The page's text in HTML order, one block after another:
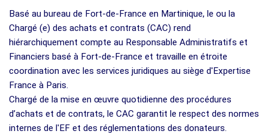
Basé au bureau de Fort-de-France en Martinique, le ou la
Chargé (e) des achats et contrats (CAC) rend
hiérarchiquement compte au Responsable Administratifs et
Financiers basé à Fort-de-France et travaille en étroite
coordination avec les services juridiques au siège d'Expertise
France à Paris.
Chargé de la mise en œuvre quotidienne des procédures
d’achats et de contrats, le CAC garantit le respect des normes
internes de l'EF et des réglementations des donateurs.